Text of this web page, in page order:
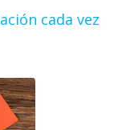
cada vez